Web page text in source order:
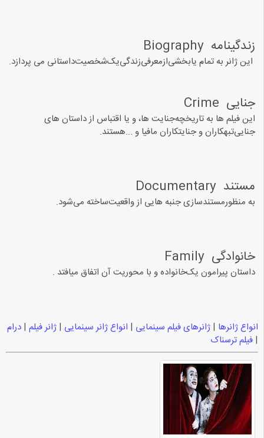
ﺯﻧﺪﮔﯿﻨﺎﻣﻪ ‏ Biography‏
این ژانر ﺑﻪ ﺗﻤﺎﻡ یاﺑﺨﺸﯽﺍﺯﻣﻌﺮﻓﯽﺯﻧﺪﮔﯽﯾﮏﺷﺨﺼﯿﺖﺩﺍﺳﺘﺎﻧﯽ ﻣﯽ ﭘﺮﺩﺍﺯﺩ.
ﺟﻨﺎﯾﯽ ‏ Crime ‏
ﺍﯾﻦ ﻓﯿﻠﻢ ﻫﺎ ﺑﻪ ﺗﺎﺭﯾﺨﭽﻪﺟﻨﺎﯾﺖ ﻫﺎ، ﻭ ﯾﺎ ﺍﻗﺘﺒﺎﺱ ﺍﺯ ﺩﺍﺳﺘﺎﻥ ﻫﺎﯼ
ﺟﻨﺎﯾﯽﺗﺒﻬﮑﺎﺭﺍﻥ ﻭ ﺟﻨﺎﯾﺘﮑﺎﺭﺍﻥ ﻣﺎﻓﯿﺎ ﻭ ...ﻫﺴﺘﻨﺪ.
ﻣﺴﺘﻨﺪ ‏ Documentary
ﺑﻪ ﻣﻨﻈﻮﺭﻣﺴﺘﻨﺪﺳﺎﺯﯼ ﺟﻨﺒﻪ ﻫﺎﯾﯽ ﺍﺯ ﻭﺍﻗﻌﯿﺖﺳﺎﺧﺘﻪ ﻣﯽﺷﻮﺩ.
ﺧﺎﻧﻮﺍﺩﮔﯽ ‏ Family‏
ﺩﺍﺳﺘﺎﻥ ﭘﯿﺮﺍﻣﻮﻥ ﯾﮏﺧﺎﻧﻮﺍﺩﻩ ﻭ ﺑﺎ ﻣﺤﻮﺭﯾﺖ ﺁﻥ ﺍﺗﻔﺎﻕ ﻣﯿﺎﻓﺘﺪ .
انواع ژانرها | ژانرهای فیلم سینمایی | انواع ژانر سینمایی | ژانر فیلم | درام
| فیلم ترسناک